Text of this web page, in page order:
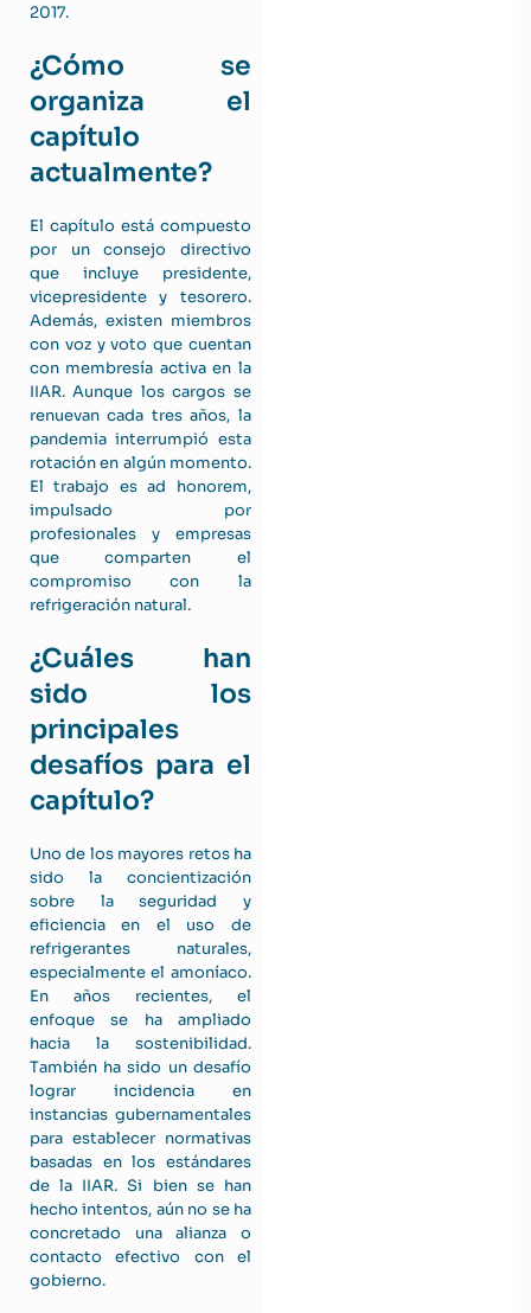
2017.
¿Cómo se
organiza el
capítulo
actualmente?
El capítulo está compuesto
por un consejo directivo
que incluye presidente,
vicepresidente y tesorero.
Además, existen miembros
con voz y voto que cuentan
con membresía activa en la
IIAR. Aunque los cargos se
renuevan cada tres años, la
pandemia interrumpió esta
rotación en algún momento.
El trabajo es ad honorem,
impulsado por
profesionales y empresas
que comparten el
compromiso con la
refrigeración natural.
¿Cuáles han
sido los
principales
desafíos para el
capítulo?
Uno de los mayores retos ha
sido la concientización
sobre la seguridad y
eficiencia en el uso de
refrigerantes naturales,
especialmente el amoníaco.
En años recientes, el
enfoque se ha ampliado
hacia la sostenibilidad.
También ha sido un desafío
lograr incidencia en
instancias gubernamentales
para establecer normativas
basadas en los estándares
de la IIAR. Si bien se han
hecho intentos, aún no se ha
concretado una alianza o
contacto efectivo con el
gobierno.